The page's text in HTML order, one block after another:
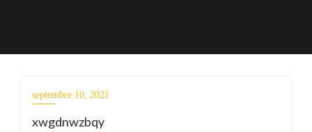
septembre 10, 2021
xwgdnwzbqy